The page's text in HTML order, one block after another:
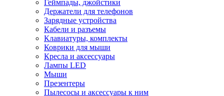
Геймпады, джойстики
Держатели для телефонов
Зарядные устройства
Кабели и разъемы
Клавиатуры, комплекты
Коврики для мыши
Кресла и аксессуары
Лампы LED
Мыши
Презентеры
Пылесосы и аксессуары к ним